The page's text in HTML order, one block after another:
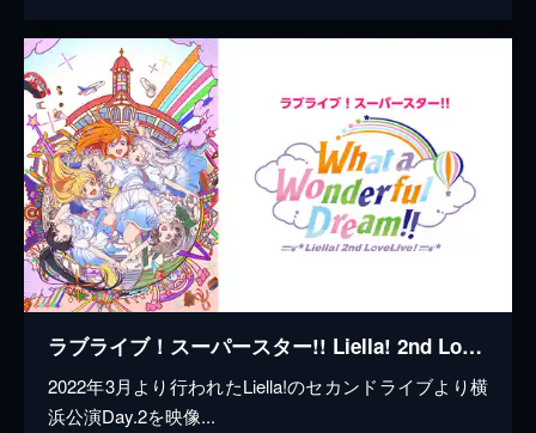
ラブライブ！スーパースター!! Liella! 2nd LoveLive! ～What a Wonderful Dream!!～
2022年3月より行われたLiella!のセカンドライブより横
浜公演Day.2を映像...